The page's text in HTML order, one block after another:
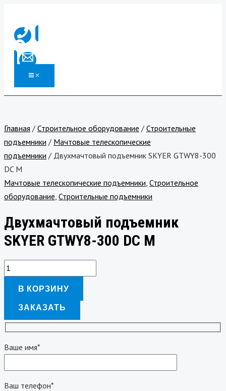
содержимому
Главная / Строительное оборудование / Строительные
подъемники / Мачтовые телескопические
подъемники / Двухмачтовый подъемник SKYER GTWY8-300
DC M
Мачтовые телескопические подъемники, Строительное
оборудование, Строительные подъемники
Двухмачтовый подъемник
SKYER GTWY8-300 DC M
Двухмачтовый
SKYER
GTWY8-
300
В КОРЗИНУ
ЗАКАЗАТЬ
Ваше имя*
Ваш телефон*